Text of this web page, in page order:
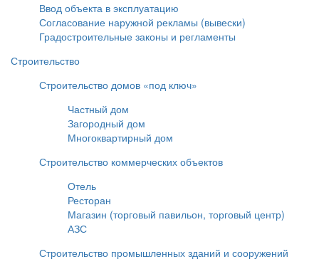
Ввод объекта в эксплуатацию
Согласование наружной рекламы (вывески)
Градостроительные законы и регламенты
Строительство
Строительство домов «под ключ»
Частный дом
Загородный дом
Многоквартирный дом
Строительство коммерческих объектов
Отель
Ресторан
Магазин (торговый павильон, торговый центр)
АЗС
Строительство промышленных зданий и сооружений